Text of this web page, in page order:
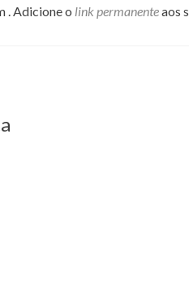
. Adicione o link permanenteaos